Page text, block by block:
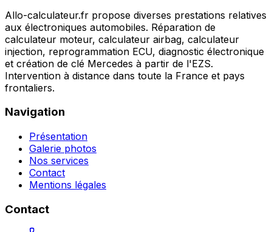
Allo-calculateur.fr propose diverses prestations relatives
aux électroniques automobiles. Réparation de
calculateur moteur, calculateur airbag, calculateur
injection, reprogrammation ECU, diagnostic électronique
et création de clé Mercedes à partir de l'EZS.
Intervention à distance dans toute la France et pays
frontaliers.
Navigation
Présentation
Galerie photos
Nos services
Contact
Mentions légales
Contact